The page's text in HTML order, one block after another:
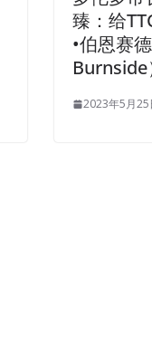
臻：给
•伯恩赛
2023年5月25